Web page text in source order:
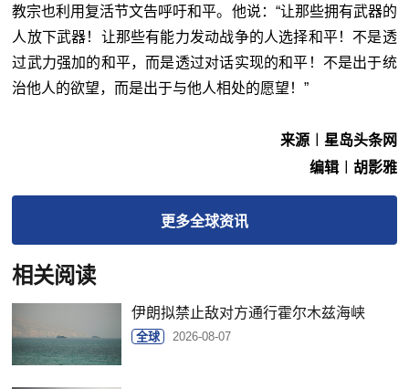
教宗也利用复活节文告呼吁和平。他说：“让那些拥有武器的
人放下武器！让那些有能力发动战争的人选择和平！不是透
过武力强加的和平，而是透过对话实现的和平！不是出于统
治他人的欲望，而是出于与他人相处的愿望！”
来源︱星岛头条网
编辑︱胡影雅
更多全球资讯
相关阅读
伊朗拟禁止敌对方通行霍尔木兹海峡
全球 2026-08-07